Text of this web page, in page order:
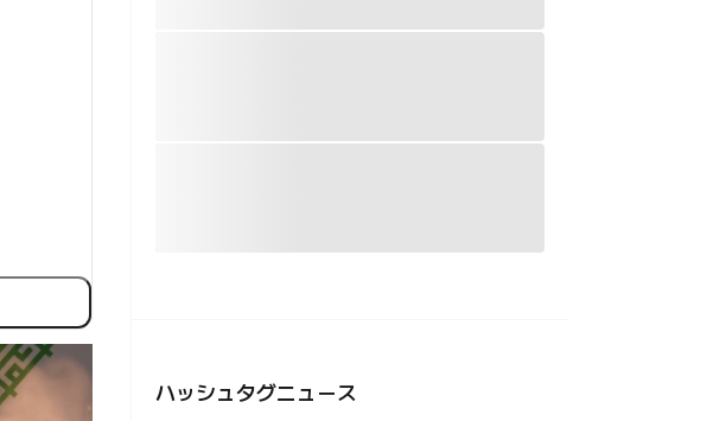
ハッシュタグニュース